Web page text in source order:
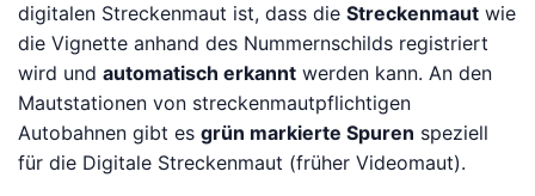
digitalen Streckenmaut ist, dass die Streckenmaut wie
die Vignette anhand des Nummernschilds registriert
wird und automatisch erkannt werden kann. An den
Mautstationen von streckenmautpflichtigen
Autobahnen gibt es grün markierte Spuren speziell
für die Digitale Streckenmaut (früher Videomaut).